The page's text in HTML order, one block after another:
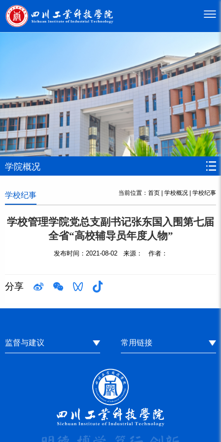
学院概况
学校纪事 当前位置： 首页 | 学校概况 | 学校纪事
学校管理学院党总支副书记张东国入围第七届
全省“高校辅导员年度人物”
发布时间：2021-08-02 来源： 作者：
分享
监督与建议 常用链接